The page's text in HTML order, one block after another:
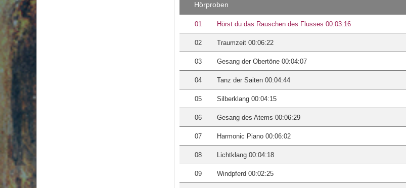
Hörproben
01 Hörst du das Rauschen des Flusses 00:03:16
02 Traumzeit 00:06:22
03 Gesang der Obertöne 00:04:07
04 Tanz der Saiten 00:04:44
05 Silberklang 00:04:15
06 Gesang des Atems 00:06:29
07 Harmonic Piano 00:06:02
08 Lichtklang 00:04:18
09 Windpferd 00:02:25